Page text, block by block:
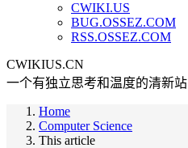
CWIKI.US
BUG.OSSEZ.COM
RSS.OSSEZ.COM
CWIKIUS.CN
一个有独立思考和温度的清新站
Home
Computer Science
This article